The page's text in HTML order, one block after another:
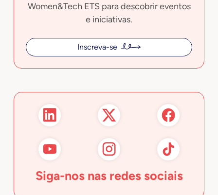
Women&Tech ETS para descobrir eventos
e iniciativas.
Inscreva-se
Siga-nos nas redes sociais